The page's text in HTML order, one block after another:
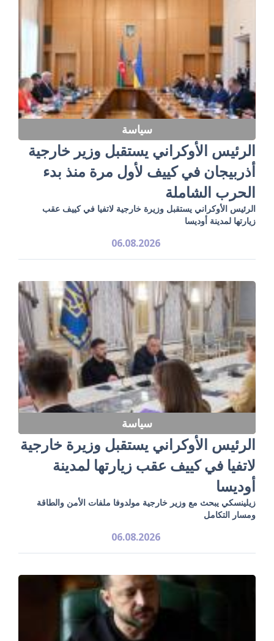
سياسة
الرئيس الأوكراني يستقبل وزير خارجية
أذربيجان في كييف لأول مرة منذ بدء
الحرب الشاملة
الرئيس الأوكراني يستقبل وزيرة خارجية لاتفيا في كييف عقب
زيارتها لمدينة أوديسا
06.08.2026
سياسة
الرئيس الأوكراني يستقبل وزيرة خارجية
لاتفيا في كييف عقب زيارتها لمدينة
أوديسا
زيلينسكي يبحث مع وزير خارجية مولدوفا ملفات الأمن والطاقة
ومسار التكامل
06.08.2026